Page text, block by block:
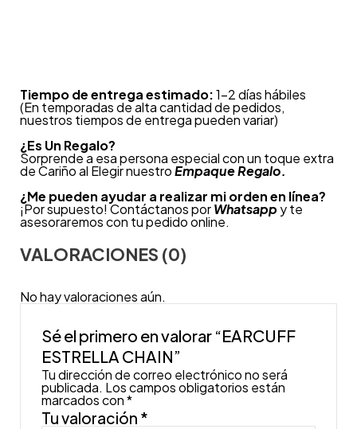
Tiempo de entrega estimado:1-2 días hábiles
(En temporadas de alta cantidad de pedidos,
nuestros tiempos de entrega pueden variar)
¿Es Un Regalo?
Sorprende a esa persona especial con un toque extra
de Cariño al Elegir nuestroEmpaque Regalo.
¿Me pueden ayudar a realizar mi orden en línea?
¡Por supuesto! Contáctanos porWhatsapp y te
asesoraremos con tu pedido online.
VALORACIONES (0)
No hay valoraciones aún.
Sé el primero en valorar “EARCUFF
ESTRELLA CHAIN”
Tu dirección de correo electrónico no será
publicada. Los campos obligatorios están
marcados con*
Tu valoración *